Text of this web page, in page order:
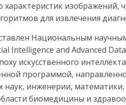
изображений,
для извлечения
Национальным
Intelligence and Advanced
искусственного
программой,
инженерии, математики,
биомедицины и